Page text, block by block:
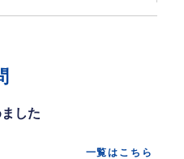
した
一覧はこちら